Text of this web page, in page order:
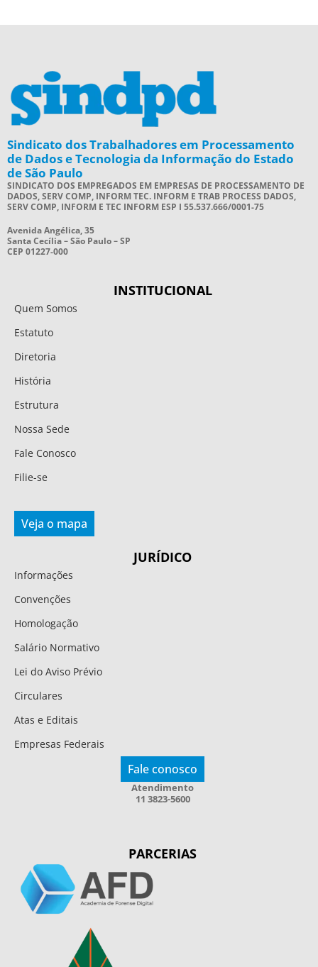
Sindicato dos Trabalhadores em Processamento
de Dados e Tecnologia da Informação do Estado
de São Paulo
SINDICATO DOS EMPREGADOS EM EMPRESAS DE PROCESSAMENTO DE
DADOS, SERV COMP, INFORM TEC. INFORM E TRAB PROCESS DADOS,
SERV COMP, INFORM E TEC INFORM ESP I 55.537.666/0001-75
Avenida Angélica, 35
Santa Cecília – São Paulo – SP
CEP 01227-000
INSTITUCIONAL
Quem Somos
Estatuto
Diretoria
História
Estrutura
Nossa Sede
Fale Conosco
Filie-se
Veja o mapa
JURÍDICO
Informações
Convenções
Homologação
Salário Normativo
Lei do Aviso Prévio
Circulares
Atas e Editais
Empresas Federais
Fale conosco
Atendimento
11 3823-5600
PARCERIAS